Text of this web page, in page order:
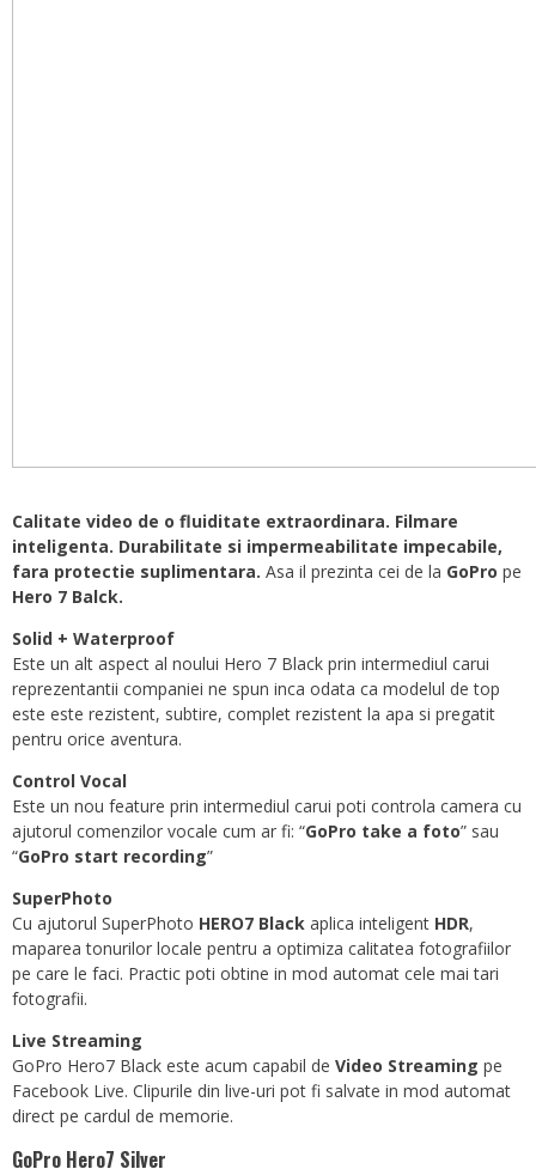
Calitate video de o fluiditate extraordinara. Filmare
inteligenta. Durabilitate si impermeabilitate impecabile,
fara protectie suplimentara. Asa il prezinta cei de la GoPro pe
Hero 7 Balck.
Solid + Waterproof
Este un alt aspect al noului Hero 7 Black prin intermediul carui
reprezentantii companiei ne spun inca odata ca modelul de top
este este rezistent, subtire, complet rezistent la apa si pregatit
pentru orice aventura.
Control Vocal
Este un nou feature prin intermediul carui poti controla camera cu
ajutorul comenzilor vocale cum ar fi: “GoPro take a foto” sau
“GoPro start recording”
SuperPhoto
Cu ajutorul SuperPhoto HERO7 Black aplica inteligent HDR,
maparea tonurilor locale pentru a optimiza calitatea fotografiilor
pe care le faci. Practic poti obtine in mod automat cele mai tari
fotografii.
Live Streaming
GoPro Hero7 Black este acum capabil de Video Streaming pe
Facebook Live. Clipurile din live-uri pot fi salvate in mod automat
direct pe cardul de memorie.
GoPro Hero7 Silver